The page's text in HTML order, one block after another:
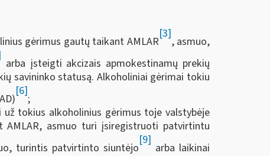
gėrimus gautų taikant AMLAR
[3]
, asmuo,
arba įsteigti akcizais apmokestinamų prekių
savininko statusą. Alkoholiniai gėrimai tokiu
[6]
;
tokius alkoholinius gėrimus toje valstybėje
asmuo turi įsiregistruoti patvirtintu
turintis patvirtinto siuntėjo
[9]
arba laikinai